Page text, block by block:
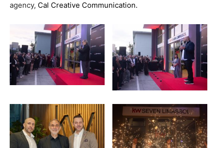
agency, Cal Creative Communication.